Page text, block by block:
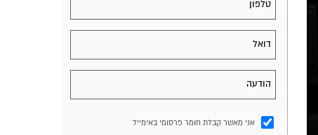
אני מאשר קבלת חומר פרסומי באימייל